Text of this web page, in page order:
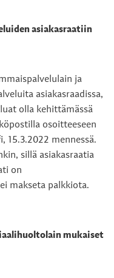
asiakasraatiin
ja
asiakasraadissa,
olla kehittämässä
osoitteeseen
15.3.2022 mennessä.
sillä asiakasraatia
on
makseta palkkiota.
mukaiset